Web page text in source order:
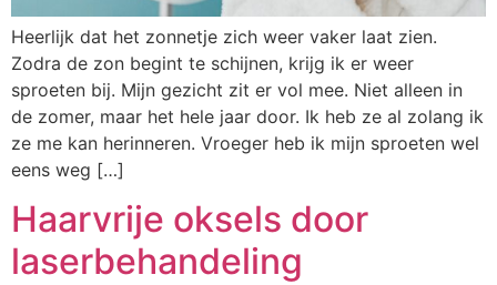
Heerlijk dat het zonnetje zich weer vaker laat zien.
Zodra de zon begint te schijnen, krijg ik er weer
sproeten bij. Mijn gezicht zit er vol mee. Niet alleen in
de zomer, maar het hele jaar door. Ik heb ze al zolang ik
ze me kan herinneren. Vroeger heb ik mijn sproeten wel
eens weg […]
Haarvrije oksels door
laserbehandeling